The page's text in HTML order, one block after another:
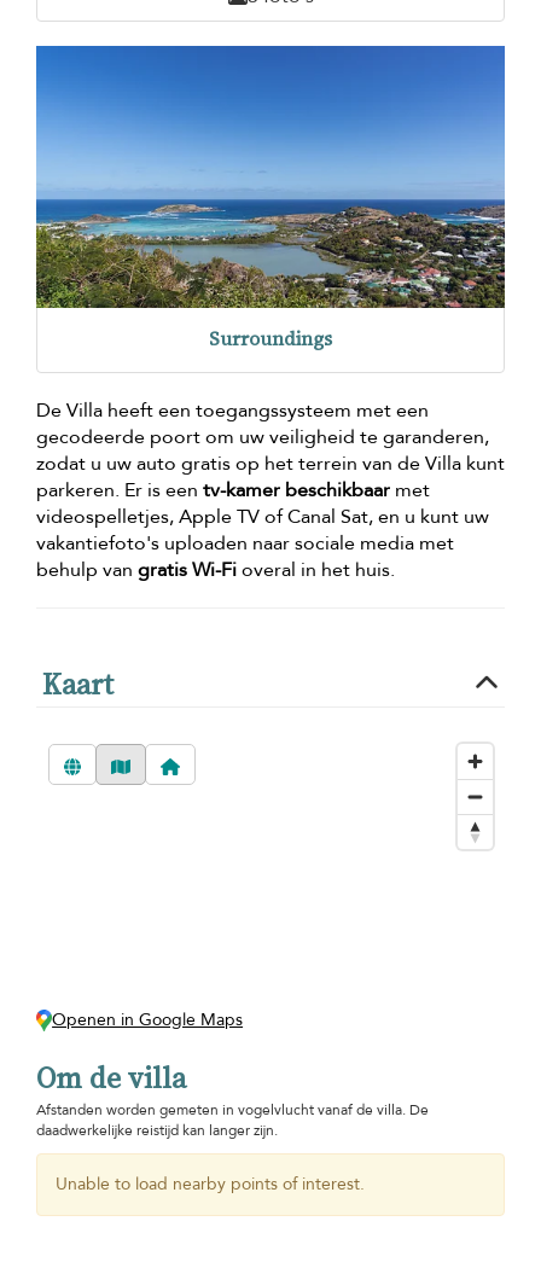
Surroundings
De Villa heeft een toegangssysteem met een
gecodeerde poort om uw veiligheid te garanderen,
zodat u uw auto gratis op het terrein van de Villa kunt
parkeren. Er is een tv-kamer beschikbaar met
videospelletjes, Apple TV of Canal Sat, en u kunt uw
vakantiefoto's uploaden naar sociale media met
behulp van gratis Wi-Fioveral in het huis.
Kaart
Openen in Google Maps
Om de villa
Afstanden worden gemeten in vogelvlucht vanaf de villa. De
daadwerkelijke reistijd kan langer zijn.
Unable to load nearby points of interest.